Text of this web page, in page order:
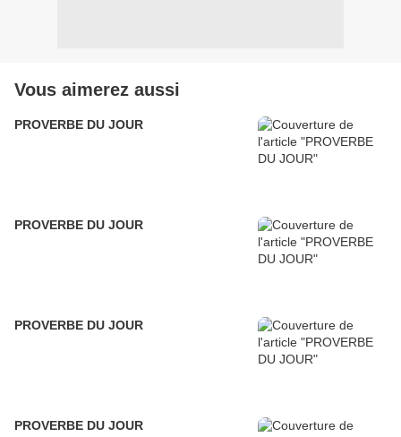
Vous aimerez aussi
PROVERBE DU JOUR
PROVERBE DU JOUR
PROVERBE DU JOUR
PROVERBE DU JOUR